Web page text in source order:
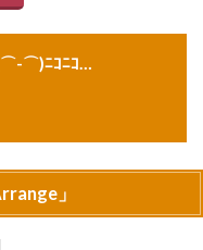
⌒)ﾆｺﾆｺ…
」